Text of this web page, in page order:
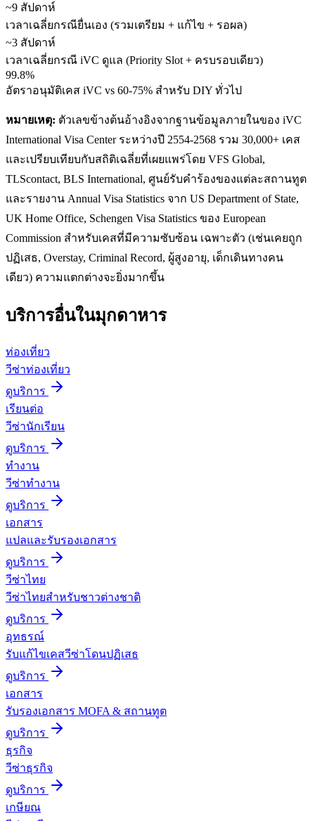
~9 สัปดาห์
เวลาเฉลี่ยกรณียื่นเอง (รวมเตรียม + แก้ไข + รอผล)
~3 สัปดาห์
เวลาเฉลี่ยกรณี iVC ดูแล (Priority Slot + ครบรอบเดียว)
99.8%
อัตราอนุมัติเคส iVC vs 60-75% สำหรับ DIY ทั่วไป
หมายเหตุ: ตัวเลขข้างต้นอ้างอิงจากฐานข้อมูลภายในของ iVC
International Visa Center ระหว่างปี 2554-2568 รวม 30,000+ เคส
และเปรียบเทียบกับสถิติเฉลี่ยที่เผยแพร่โดย VFS Global,
TLScontact, BLS International, ศูนย์รับคำร้องของแต่ละสถานทูต
และรายงาน Annual Visa Statistics จาก US Department of State,
UK Home Office, Schengen Visa Statistics ของ European
Commission สำหรับเคสที่มีความซับซ้อน เฉพาะตัว (เช่นเคยถูก
ปฏิเสธ, Overstay, Criminal Record, ผู้สูงอายุ, เด็กเดินทางคน
เดียว) ความแตกต่างจะยิ่งมากขึ้น
บริการอื่นในมุกดาหาร
ท่องเที่ยว
วีซ่าท่องเที่ยว
ดูบริการ
เรียนต่อ
วีซ่านักเรียน
ดูบริการ
ทำงาน
วีซ่าทำงาน
ดูบริการ
เอกสาร
แปลและรับรองเอกสาร
ดูบริการ
วีซ่าไทย
วีซ่าไทยสำหรับชาวต่างชาติ
ดูบริการ
อุทธรณ์
รับแก้ไขเคสวีซ่าโดนปฏิเสธ
ดูบริการ
เอกสาร
รับรองเอกสาร MOFA & สถานทูต
ดูบริการ
ธุรกิจ
วีซ่าธุรกิจ
ดูบริการ
เกษียณ